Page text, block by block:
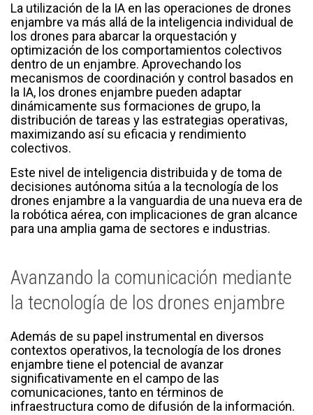
La utilización de la IA en las operaciones de drones
enjambre va más allá de la inteligencia individual de
los drones para abarcar la orquestación y
optimización de los comportamientos colectivos
dentro de un enjambre. Aprovechando los
mecanismos de coordinación y control basados en
la IA, los drones enjambre pueden adaptar
dinámicamente sus formaciones de grupo, la
distribución de tareas y las estrategias operativas,
maximizando así su eficacia y rendimiento
colectivos.
Este nivel de inteligencia distribuida y de toma de
decisiones autónoma sitúa a la tecnología de los
drones enjambre a la vanguardia de una nueva era de
la robótica aérea, con implicaciones de gran alcance
para una amplia gama de sectores e industrias.
Avanzando la comunicación mediante
la tecnología de los drones enjambre
Además de su papel instrumental en diversos
contextos operativos, la tecnología de los drones
enjambre tiene el potencial de avanzar
significativamente en el campo de las
comunicaciones, tanto en términos de
infraestructura como de difusión de la información.